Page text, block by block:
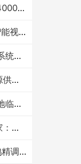
多
视
统+A
货
临期
献
调